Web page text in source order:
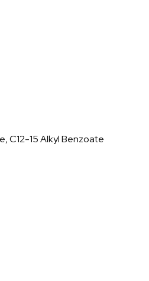
C12-15 Alkyl Benzoate